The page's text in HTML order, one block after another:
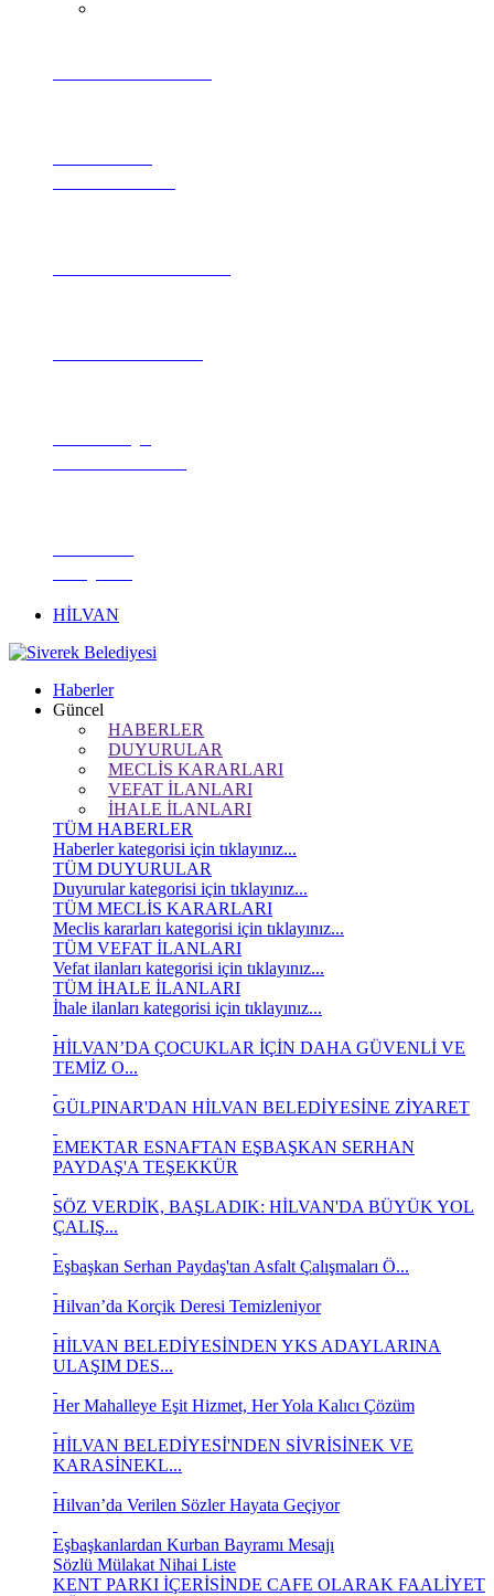
HİLVAN
Haberler
Güncel
HABERLER
DUYURULAR
MECLİS KARARLARI
VEFAT İLANLARI
İHALE İLANLARI
TÜM HABERLER
Haberler kategorisi için tıklayınız...
TÜM DUYURULAR
Duyurular kategorisi için tıklayınız...
TÜM MECLİS KARARLARI
Meclis kararları kategorisi için tıklayınız...
TÜM VEFAT İLANLARI
Vefat ilanları kategorisi için tıklayınız...
TÜM İHALE İLANLARI
İhale ilanları kategorisi için tıklayınız...
HİLVAN’DA ÇOCUKLAR İÇİN DAHA GÜVENLİ VE
TEMİZ O...
GÜLPINAR'DAN HİLVAN BELEDİYESİNE ZİYARET
EMEKTAR ESNAFTAN EŞBAŞKAN SERHAN
PAYDAŞ'A TEŞEKKÜR
SÖZ VERDİK, BAŞLADIK: HİLVAN'DA BÜYÜK YOL
ÇALIŞ...
Eşbaşkan Serhan Paydaş'tan Asfalt Çalışmaları Ö...
Hilvan’da Korçik Deresi Temizleniyor
HİLVAN BELEDİYESİNDEN YKS ADAYLARINA
ULAŞIM DES...
Her Mahalleye Eşit Hizmet, Her Yola Kalıcı Çözüm
HİLVAN BELEDİYESİ'NDEN SİVRİSİNEK VE
KARASİNEKL...
Hilvan’da Verilen Sözler Hayata Geçiyor
Eşbaşkanlardan Kurban Bayramı Mesajı
Sözlü Mülakat Nihai Liste
KENT PARKI İÇERİSİNDE CAFE OLARAK FAALİYET